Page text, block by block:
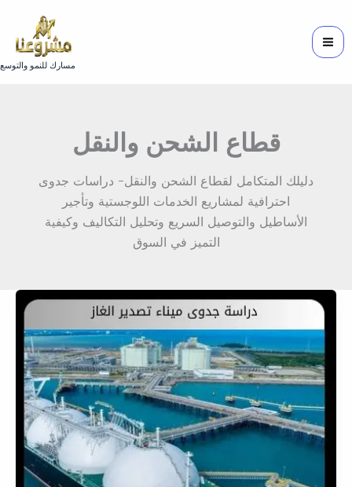
إلى
المحتوى
مسارك للنمو والتوسع
قطاع الشحن والنقل
دليلك المتكامل لقطاع الشحن والنقل- دراسات جدوى
احترافية لمشاريع الخدمات اللوجستية وتأجير
الأساطيل والتوصيل السريع وتحليل التكاليف وكيفية
التميز في السوق